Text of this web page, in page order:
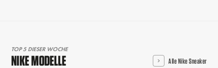
TOP 5 DIESER WOCHE
NIKE MODELLE Alle Nike Sneaker